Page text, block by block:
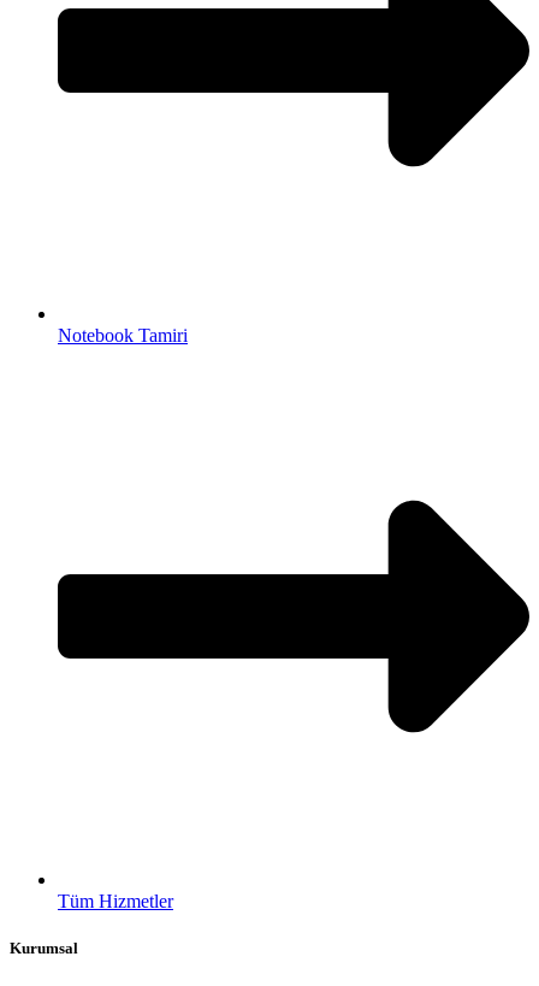
Notebook Tamiri
Tüm Hizmetler
Kurumsal